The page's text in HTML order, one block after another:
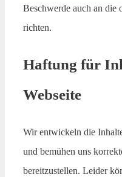
Beschwerde auch an die
richten.
Haftung für
Webseite
Wir entwickeln die
und bemühen uns
bereitzustellen. Leider